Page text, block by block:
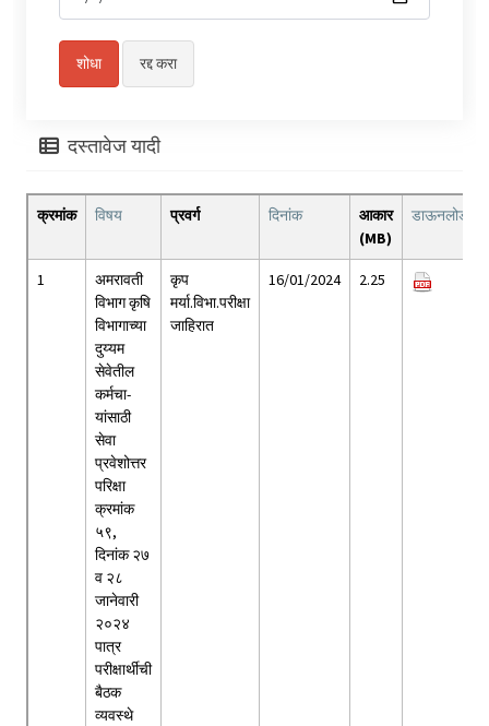
दस्तावेज यादी
क्रमांक विषय प्रवर्ग दिनांक
आकार
(MB)
डाऊनलोड
1
अमरावती
विभाग कृषि
विभागाच्या
दुय्यम
सेवेतील
कर्मचा-
यांसाठी
सेवा
प्रवेशोत्तर
परिक्षा
क्रमांक
५९,
दिनांक २७
व २८
जानेवारी
२०२४
पात्र
परीक्षार्थीची
बैठक
व्यवस्थे
कृप
मर्या.विभा.परीक्षा
जाहिरात
16/01/2024 2.25